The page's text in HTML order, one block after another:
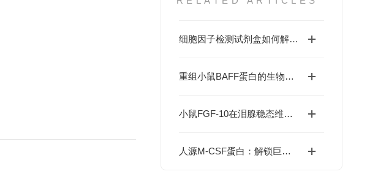
细胞因子检测试剂盒如何解码免疫调控网络？
重组小鼠BAFF蛋白的生物学特性及科研应用价值
小鼠FGF-10在泪腺稳态维持与干眼症干预中的价值
人源M-CSF蛋白：解锁巨噬细胞研究与肿瘤免疫的科研密钥